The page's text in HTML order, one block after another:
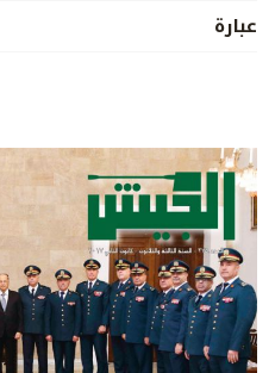
عبارة